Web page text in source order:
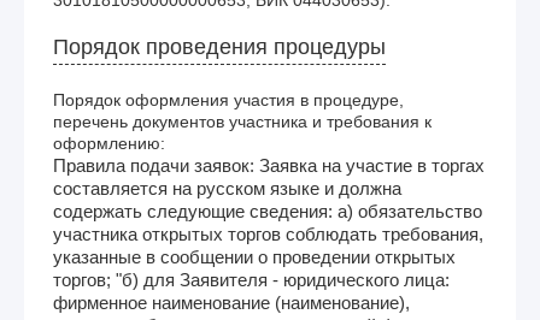
Порядок проведения процедуры
Порядок оформления участия в процедуре,
перечень документов участника и требования к
оформлению:
Правила подачи заявок: Заявка на участие в торгах
составляется на русском языке и должна
содержать следующие сведения: а) обязательство
участника открытых торгов соблюдать требования,
указанные в сообщении о проведении открытых
торгов; "б) для Заявителя - юридического лица:
фирменное наименование (наименование),